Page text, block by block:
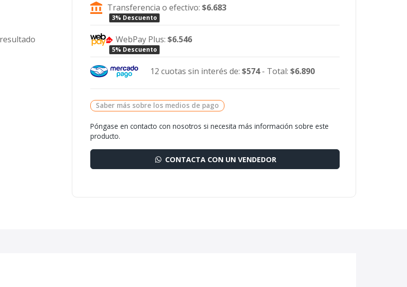
Transferencia o efectivo:$6.683
3% Descuento
WebPay Plus:$6.546
5% Descuento
12 cuotas sin interés de: $574- Total: $6.890
Saber más sobre los medios de pago
Póngase en contacto con nosotros si necesita más información sobre este
producto.
CONTACTA CON UN VENDEDOR